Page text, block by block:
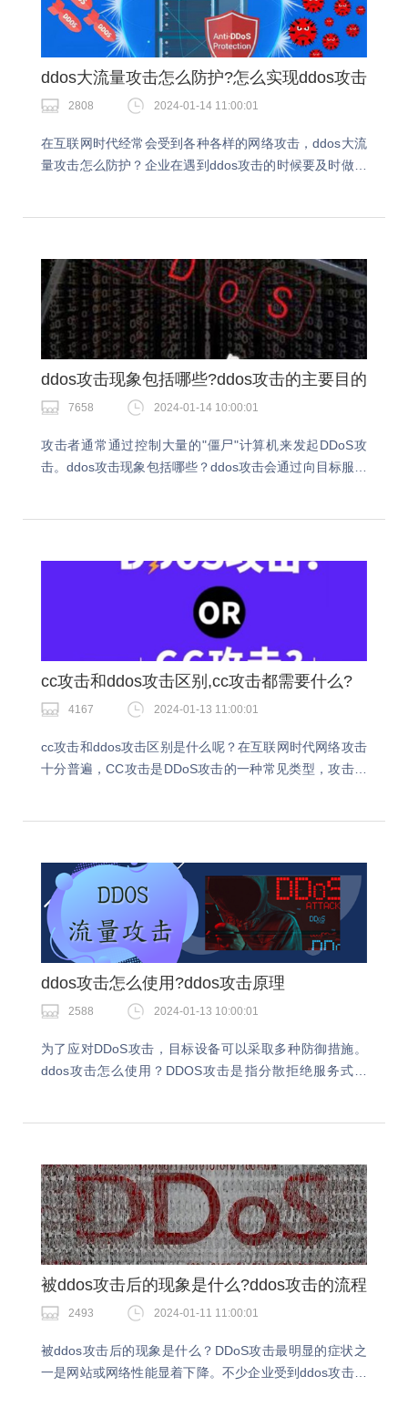
ddos大流量攻击怎么防护?怎么实现ddos攻击
2808 2024-01-14 11:00:01
在互联网时代经常会受到各种各样的网络攻击，ddos大流
量攻击怎么防护？企业在遇到ddos攻击的时候要及时做好
ddos攻击现象包括哪些?ddos攻击的主要目的
7658 2024-01-14 10:00:01
攻击者通常通过控制大量的"僵尸"计算机来发起DDoS攻
击。ddos攻击现象包括哪些？ddos攻击会通过向目标服务
cc攻击和ddos攻击区别,cc攻击都需要什么?
4167 2024-01-13 11:00:01
cc攻击和ddos攻击区别是什么呢？在互联网时代网络攻击
十分普遍，CC攻击是DDoS攻击的一种常见类型，攻击者
ddos攻击怎么使用?ddos攻击原理
2588 2024-01-13 10:00:01
为了应对DDoS攻击，目标设备可以采取多种防御措施。
ddos攻击怎么使用？DDOS攻击是指分散拒绝服务式攻
被ddos攻击后的现象是什么?ddos攻击的流程
2493 2024-01-11 11:00:01
被ddos攻击后的现象是什么？DDoS攻击最明显的症状之
一是网站或网络性能显着下降。不少企业受到ddos攻击之